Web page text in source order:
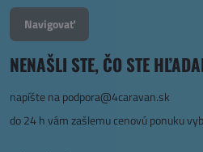
Navigovať
NENAŠLI STE, ČO STE
napíšte napodpora@4caravan.sk
do 24 h vám zašlemu cenovú ponuku